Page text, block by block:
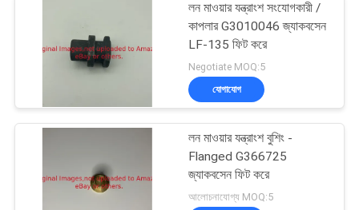
লন মাওয়ার যন্ত্রাংশ সংযোগকারী /
কাপলার G3010046 জ্যাকবসেন
LF-135 ফিট করে
Negotiate MOQ:5
যোগাযোগ
লন মাওয়ার যন্ত্রাংশ বুশিং -
Flanged G366725
জ্যাকবসেন ফিট করে
আলোচনাযোগ্য MOQ:5